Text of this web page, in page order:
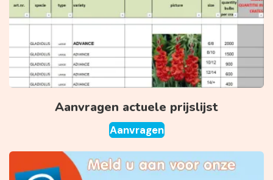
Aanvragen actuele prijslijst
Aanvragen